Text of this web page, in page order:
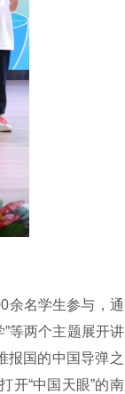
余名学生参与，通
等两个主题展开讲
报国的中国导弹之
开“中国天眼”的南